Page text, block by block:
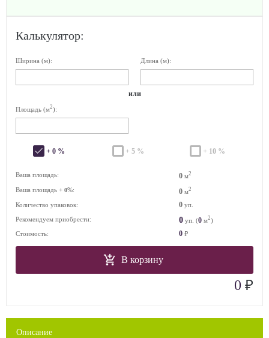
Калькулятор:
Ширина (м): Длина (м):
или
Площадь (м2):
+ 0 % + 5 % + 10 %
Ваша площадь: 0 м2
Ваша площадь + 0%: 0 м2
Количество упаковок: 0 уп.
Рекомендуем приобрести:
0 уп. (0 м2)
Стоимость:
0 ₽
В корзину
0 ₽
Описание